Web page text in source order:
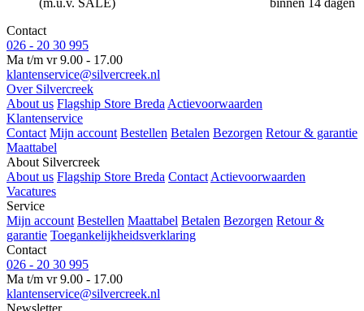
Contact
026 - 20 30 995
Ma t/m vr 9.00 - 17.00
klantenservice@silvercreek.nl
Over Silvercreek
About us Flagship Store Breda Actievoorwaarden
Klantenservice
Contact Mijn account Bestellen Betalen Bezorgen Retour & garantie
Maattabel
About Silvercreek
About us Flagship Store Breda Contact Actievoorwaarden
Vacatures
Service
Mijn account Bestellen Maattabel Betalen Bezorgen Retour &
garantie Toegankelijkheidsverklaring
Contact
026 - 20 30 995
Ma t/m vr 9.00 - 17.00
klantenservice@silvercreek.nl
Newsletter